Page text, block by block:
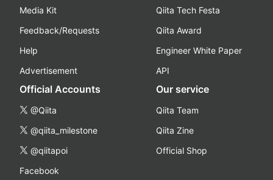
Media Kit
Feedback/Requests
Help
Advertisement
Qiita Tech Festa
Qiita Award
Engineer White Paper
API
Official Accounts
@Qiita
@qiita_milestone
@qiitapoi
Facebook
Our service
Qiita Team
Qiita Zine
Official Shop